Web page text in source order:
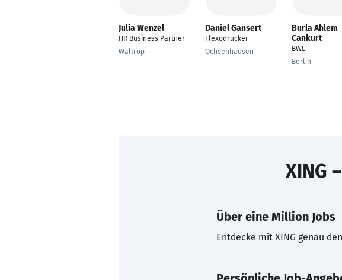
Julia Wenzel
HR Business Partner
Waltrop
Daniel Gansert
Flexodrucker
Ochsenhausen
Burla Ahlem
Cankurt
BWL
Berlin
XING
Über eine Million Jobs
Entdecke mit XING genau